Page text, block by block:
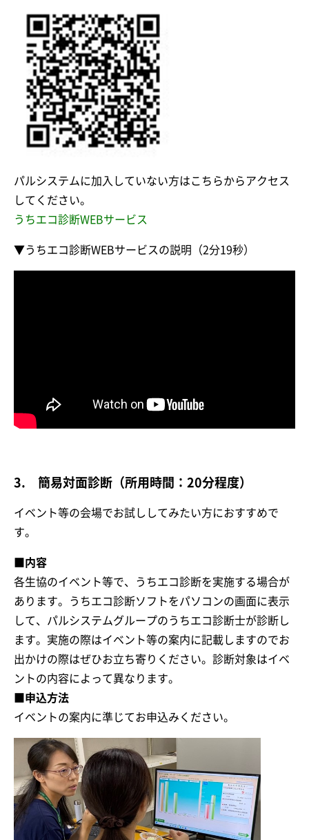
パルシステムに加入していない方はこちらからアクセス
してください。
うちエコ診断WEBサービス
▼うちエコ診断WEBサービスの説明（2分19秒）
3. 簡易対面診断（所用時間：20分程度）
イベント等の会場でお試ししてみたい方におすすめで
す。
■内容
各生協のイベント等で、うちエコ診断を実施する場合が
あります。うちエコ診断ソフトをパソコンの画面に表示
して、パルシステムグループのうちエコ診断士が診断し
ます。実施の際はイベント等の案内に記載しますのでお
出かけの際はぜひお立ち寄りください。診断対象はイベ
ントの内容によって異なります。
■申込方法
イベントの案内に準じてお申込みください。